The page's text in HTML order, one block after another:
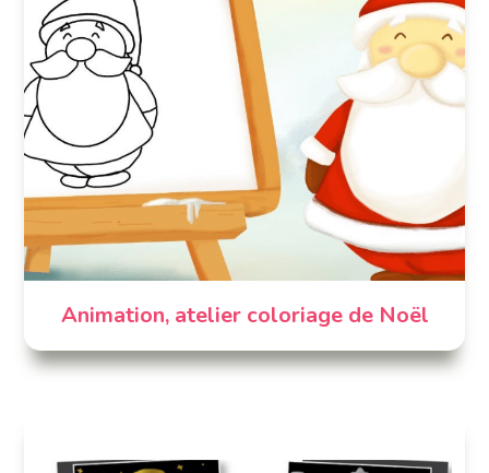
Animation, atelier coloriage de Noël